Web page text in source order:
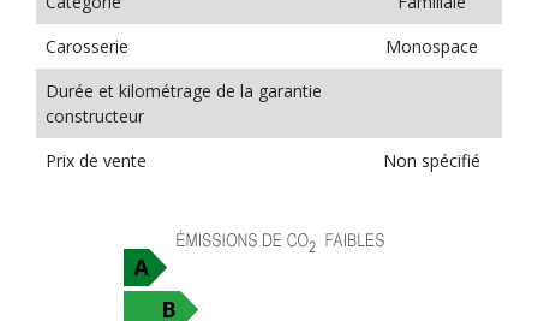
Carosserie
Monospace
Durée et kilométrage de la garantie
constructeur
Prix de vente
Non spécifié